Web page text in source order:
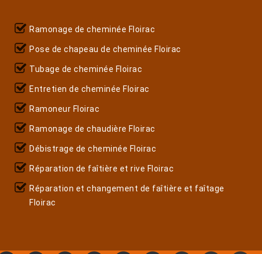
Ramonage de cheminée Floirac
Pose de chapeau de cheminée Floirac
Tubage de cheminée Floirac
Entretien de cheminée Floirac
Ramoneur Floirac
Ramonage de chaudière Floirac
Débistrage de cheminée Floirac
Réparation de faîtière et rive Floirac
Réparation et changement de faîtière et faîtage
Floirac